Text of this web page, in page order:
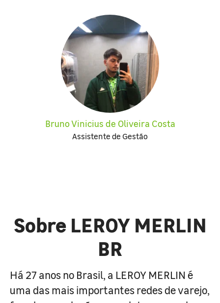
Bruno Vinicius de Oliveira Costa
Assistente de Gestão
Sobre LEROY MERLIN
BR
Há 27 anos no Brasil, a LEROY MERLIN é
uma das mais importantes redes de varejo,